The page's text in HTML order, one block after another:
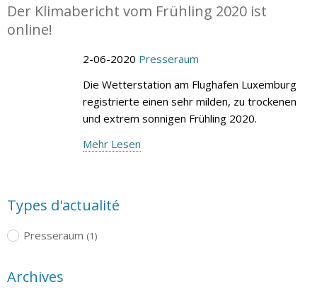
Der Klimabericht vom Frühling 2020 ist
online!
2-06-2020 Presseraum
Die Wetterstation am Flughafen Luxemburg
registrierte einen sehr milden, zu trockenen
und extrem sonnigen Frühling 2020.
Mehr Lesen
Types d'actualité
Presseraum (1)
Archives